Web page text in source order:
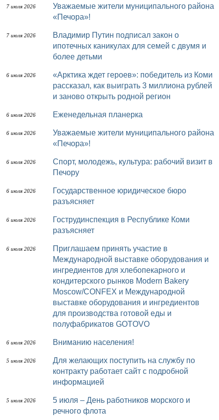
7 июля 2026
Уважаемые жители муниципального района
«Печора»!
7 июля 2026
Владимир Путин подписал закон о
ипотечных каникулах для семей с двумя и
более детьми
6 июля 2026
«Арктика ждет героев»: победитель из Коми
рассказал, как выиграть 3 миллиона рублей
и заново открыть родной регион
6 июля 2026 Еженедельная планерка
6 июля 2026
Уважаемые жители муниципального района
«Печора»!
6 июля 2026
Спорт, молодежь, культура: рабочий визит в
Печору
6 июля 2026
Государственное юридическое бюро
разъясняет
6 июля 2026
Гострудинспекция в Республике Коми
разъясняет
6 июля 2026
Приглашаем принять участие в
Международной выставке оборудования и
ингредиентов для хлебопекарного и
кондитерского рынков Modern Bakery
Moscow/CONFEX и Международной
выставке оборудования и ингредиентов
для производства готовой еды и
полуфабрикатов GOTOVO
6 июля 2026 Вниманию населения!
5 июля 2026
Для желающих поступить на службу по
контракту работает сайт с подробной
информацией
5 июля 2026
5 июля – День работников морского и
речного флота